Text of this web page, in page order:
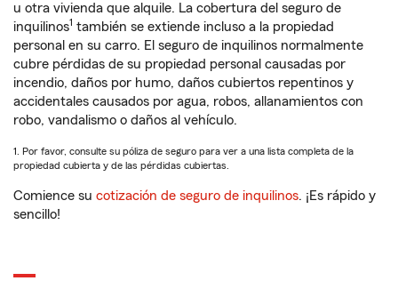
u otra vivienda que alquile. La cobertura del seguro de
inquilinos1 también se extiende incluso a la propiedad
personal en su carro. El seguro de inquilinos normalmente
cubre pérdidas de su propiedad personal causadas por
incendio, daños por humo, daños cubiertos repentinos y
accidentales causados por agua, robos, allanamientos con
robo, vandalismo o daños al vehículo.
1. Por favor, consulte su póliza de seguro para ver a una lista completa de la
propiedad cubierta y de las pérdidas cubiertas.
Comience su cotización de seguro de inquilinos. ¡Es rápido y
sencillo!